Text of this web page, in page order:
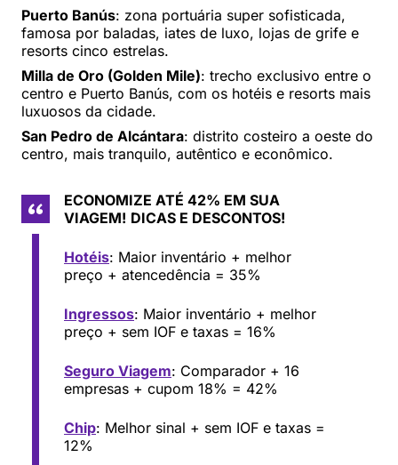
Puerto Banús: zona portuária super sofisticada,
famosa por baladas, iates de luxo, lojas de grife e
resorts cinco estrelas.
Milla de Oro (Golden Mile): trecho exclusivo entre o
centro e Puerto Banús, com os hotéis e resorts mais
luxuosos da cidade.
San Pedro de Alcántara: distrito costeiro a oeste do
centro, mais tranquilo, autêntico e econômico.
ECONOMIZE ATÉ 42% EM SUA
VIAGEM! DICAS E DESCONTOS!
Hotéis: Maior inventário + melhor
preço + atencedência = 35%
Ingressos: Maior inventário + melhor
preço + sem IOF e taxas = 16%
Seguro Viagem: Comparador + 16
empresas + cupom 18% = 42%
Chip: Melhor sinal + sem IOF e taxas =
12%